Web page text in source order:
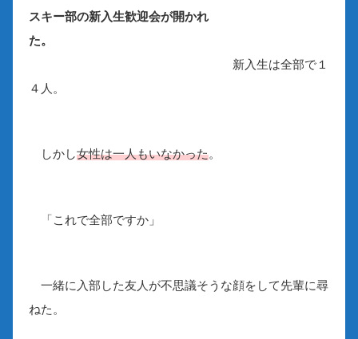
スキー部の新入生歓迎会が開かれ
た。
新入生は全部で１
４人。
しかし女性は一人もいなかった。
「これで全部ですか」
一緒に入部した友人が不思議そうな顔をして先輩に尋
ねた。